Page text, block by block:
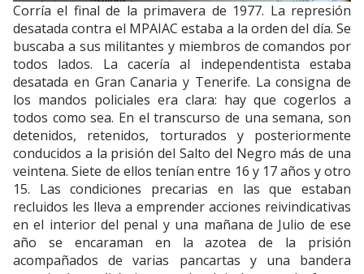
Corría el final de la primavera de 1977. La represión
desatada contra el MPAIAC estaba a la orden del día. Se
buscaba a sus militantes y miembros de comandos por
todos lados. La cacería al independentista estaba
desatada en Gran Canaria y Tenerife. La consigna de
los mandos policiales era clara: hay que cogerlos a
todos como sea. En el transcurso de una semana, son
detenidos, retenidos, torturados y posteriormente
conducidos a la prisión del Salto del Negro más de una
veintena. Siete de ellos tenían entre 16 y 17 años y otro
15. Las condiciones precarias en las que estaban
recluidos les lleva a emprender acciones reivindicativas
en el interior del penal y una mañana de Julio de ese
año se encaraman en la azotea de la prisión
acompañados de varias pancartas y una bandera